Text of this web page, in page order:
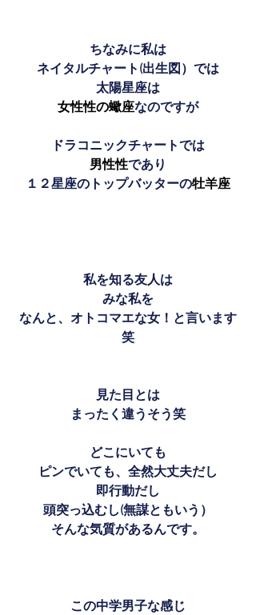
ちなみに私は
ネイタルチャート(出生図）では
太陽星座は
女性性の蠍座なのですが
ドラコニックチャートでは
男性性であり
１２星座のトップバッターの牡羊座
私を知る友人は
みな私を
なんと、オトコマエな女！と言います
笑
見た目とは
まったく違うそう笑
どこにいても
ピンでいても、全然大丈夫だし
即行動だし
頭突っ込むし(無謀ともいう）
そんな気質があるんです。
この中学男子な感じ